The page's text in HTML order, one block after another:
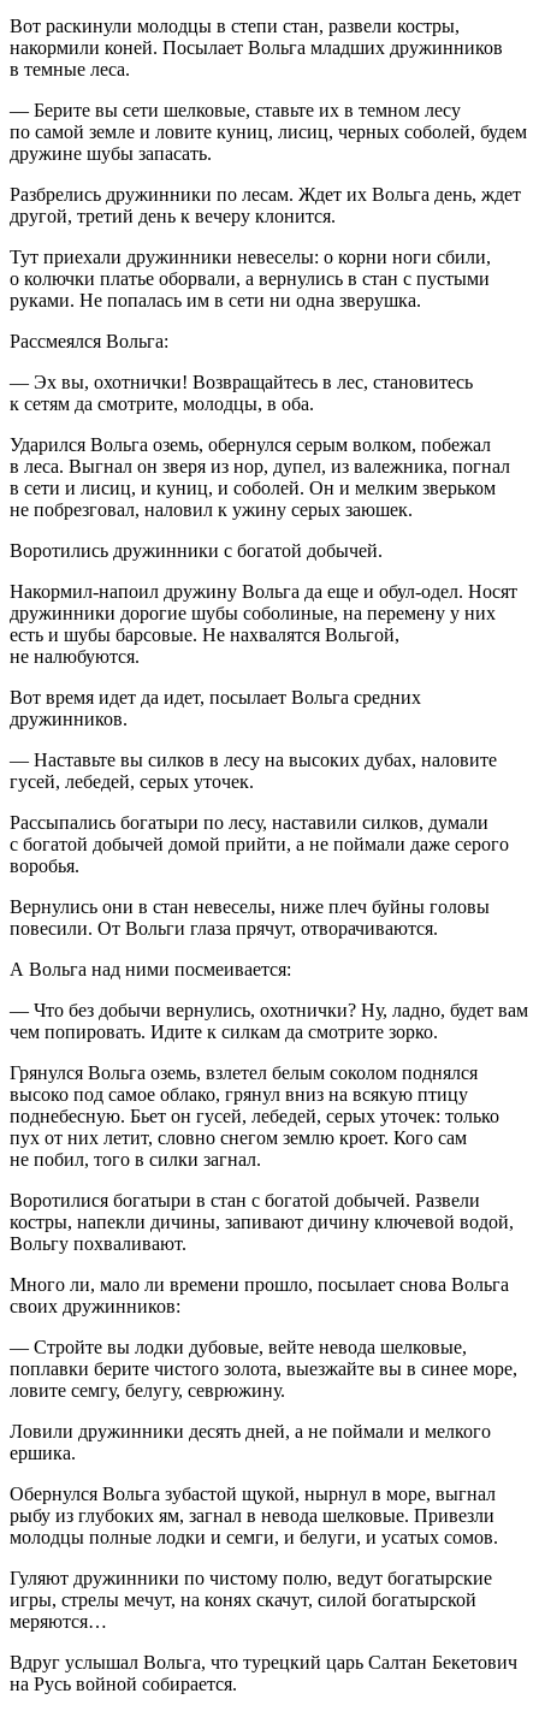
Вот раскинули молодцы в степи стан, развели костры,
накормили коней. Посылает Вольга младших дружинников
в темные леса.
— Берите вы сети шелковые, ставьте их в темном лесу
по самой земле и ловите куниц, лисиц, черных соболей, будем
дружине шубы запасать.
Разбрелись дружинники по лесам. Ждет их Вольга день, ждет
другой, третий день к вечеру клонится.
Тут приехали дружинники невеселы: о корни ноги сбили,
о колючки платье оборвали, а вернулись в стан с пустыми
руками. Не попалась им в сети ни одна зверушка.
Рассмеялся Вольга:
— Эх вы, охотнички! Возвращайтесь в лес, становитесь
к сетям да смотрите, молодцы, в оба.
Ударился Вольга оземь, обернулся серым волком, побежал
в леса. Выгнал он зверя из нор, дупел, из валежника, погнал
в сети и лисиц, и куниц, и соболей. Он и мелким зверьком
не побрезговал, наловил к ужину серых заюшек.
Воротились дружинники с богатой добычей.
Накормил-напоил дружину Вольга да еще и обул-одел. Носят
дружинники дорогие шубы соболиные, на перемену у них
есть и шубы барсовые. Не нахвалятся Вольгой,
не налюбуются.
Вот время идет да идет, посылает Вольга средних
дружинников.
— Наставьте вы силков в лесу на высоких дубах, наловите
гусей, лебедей, серых уточек.
Рассыпались богатыри по лесу, наставили силков, думали
с богатой добычей домой прийти, а не поймали даже серого
воробья.
Вернулись они в стан невеселы, ниже плеч буйны головы
повесили. От Вольги глаза прячут, отворачиваются.
А Вольга над ними посмеивается:
— Что без добычи вернулись, охотнички? Ну, ладно, будет вам
чем попировать. Идите к силкам да смотрите зорко.
Грянулся Вольга оземь, взлетел белым соколом поднялся
высоко под самое облако, грянул вниз на всякую птицу
поднебесную. Бьет он гусей, лебедей, серых уточек: только
пух от них летит, словно снегом землю кроет. Кого сам
не побил, того в силки загнал.
Воротилися богатыри в стан с богатой добычей. Развели
костры, напекли дичины, запивают дичину ключевой водой,
Вольгу похваливают.
Много ли, мало ли времени прошло, посылает сно­ва Вольга
своих дружинников:
— Стройте вы лодки дубовые, вейте невода шелковые,
поплавки берите чистого золота, выезжайте вы в синее море,
ловите семгу, белугу, севрюжину.
Ловили дружинники десять дней, а не поймали и мелкого
ершика.
Обернулся Вольга зубастой щукой, нырнул в море, выгнал
рыбу из глубоких ям, загнал в невода шелковые. Привезли
молодцы полные лодки и семги, и белуги, и усатых сомов.
Гуляют дружинники по чистому полю, ведут богатырские
игры, стрелы мечут, на конях скачут, силой богатырской
меряются…
Вдруг услышал Вольга, что турецкий царь Салтан Бекетович
на Русь войной собирается.